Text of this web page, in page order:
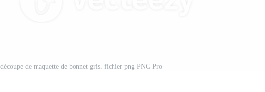
découpe de maquette de bonnet gris, fichier png PNG Pro